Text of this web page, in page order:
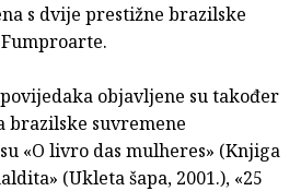
s dvije prestižne brazilske
objavljene su također
brazilske suvremene
«O livro das mulheres» (Knjiga
(Ukleta šapa, 2001.), «25